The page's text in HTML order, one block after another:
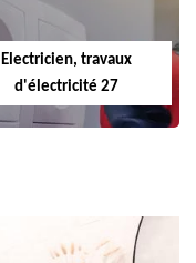
Electricien, travaux
d'électricité 27